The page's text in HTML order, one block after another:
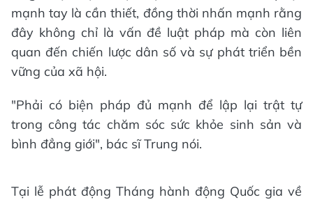
mạnh tay là cần thiết, đồng thời nhấn mạnh rằng
đây không chỉ là vấn đề luật pháp mà còn liên
quan đến chiến lược dân số và sự phát triển bền
vững của xã hội.
"Phải có biện pháp đủ mạnh để lập lại trật tự
trong công tác chăm sóc sức khỏe sinh sản và
bình đẳng giới", bác sĩ Trung nói.
Tại lễ phát động Tháng hành động Quốc gia về